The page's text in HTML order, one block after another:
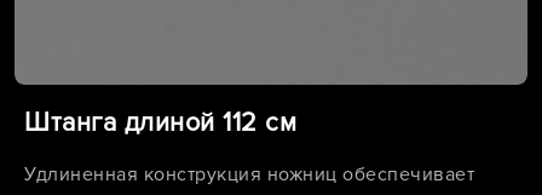
Штанга длиной 112 см
Удлиненная конструкция ножниц обеспечивает